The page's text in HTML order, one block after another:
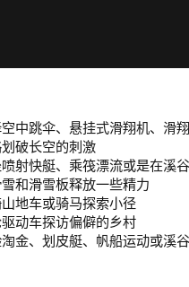
中跳伞、悬挂式滑翔机、滑
破长空的刺激
射快艇、乘筏漂流或是在溪
和滑雪板释放一些精力
地车或骑马探索小径
动车探访偏僻的乡村
金、划皮艇、帆船运动或溪